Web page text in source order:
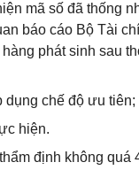
mã số đã thống
báo cáo Bộ Tài
phát sinh sau
dụng chế độ ưu tiên;
hiện.
định không quá